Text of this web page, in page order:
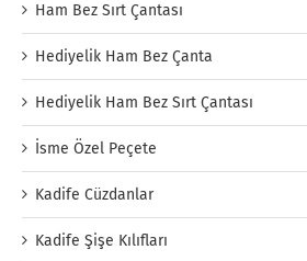
Ham Bez Sırt Çantası
Hediyelik Ham Bez Çanta
Hediyelik Ham Bez Sırt Çantası
İsme Özel Peçete
Kadife Cüzdanlar
Kadife Şişe Kılıfları